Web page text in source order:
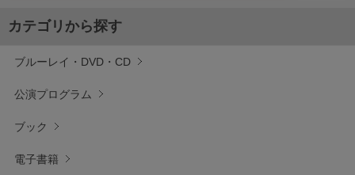
カテゴリから探す
ブルーレイ・DVD・CD
公演プログラム
ブック
電子書籍